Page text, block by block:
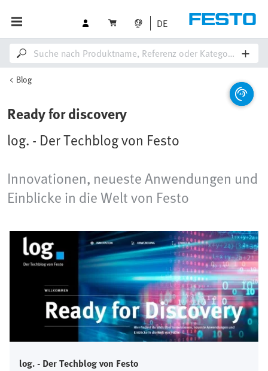
DE
Blog
Ready for discovery
log. - Der Techblog von Festo
Innovationen, neueste Anwendungen und
Einblicke in die Welt von Festo
log. - Der Techblog von Festo